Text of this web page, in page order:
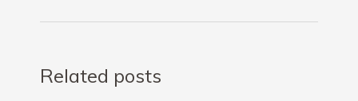
Related posts